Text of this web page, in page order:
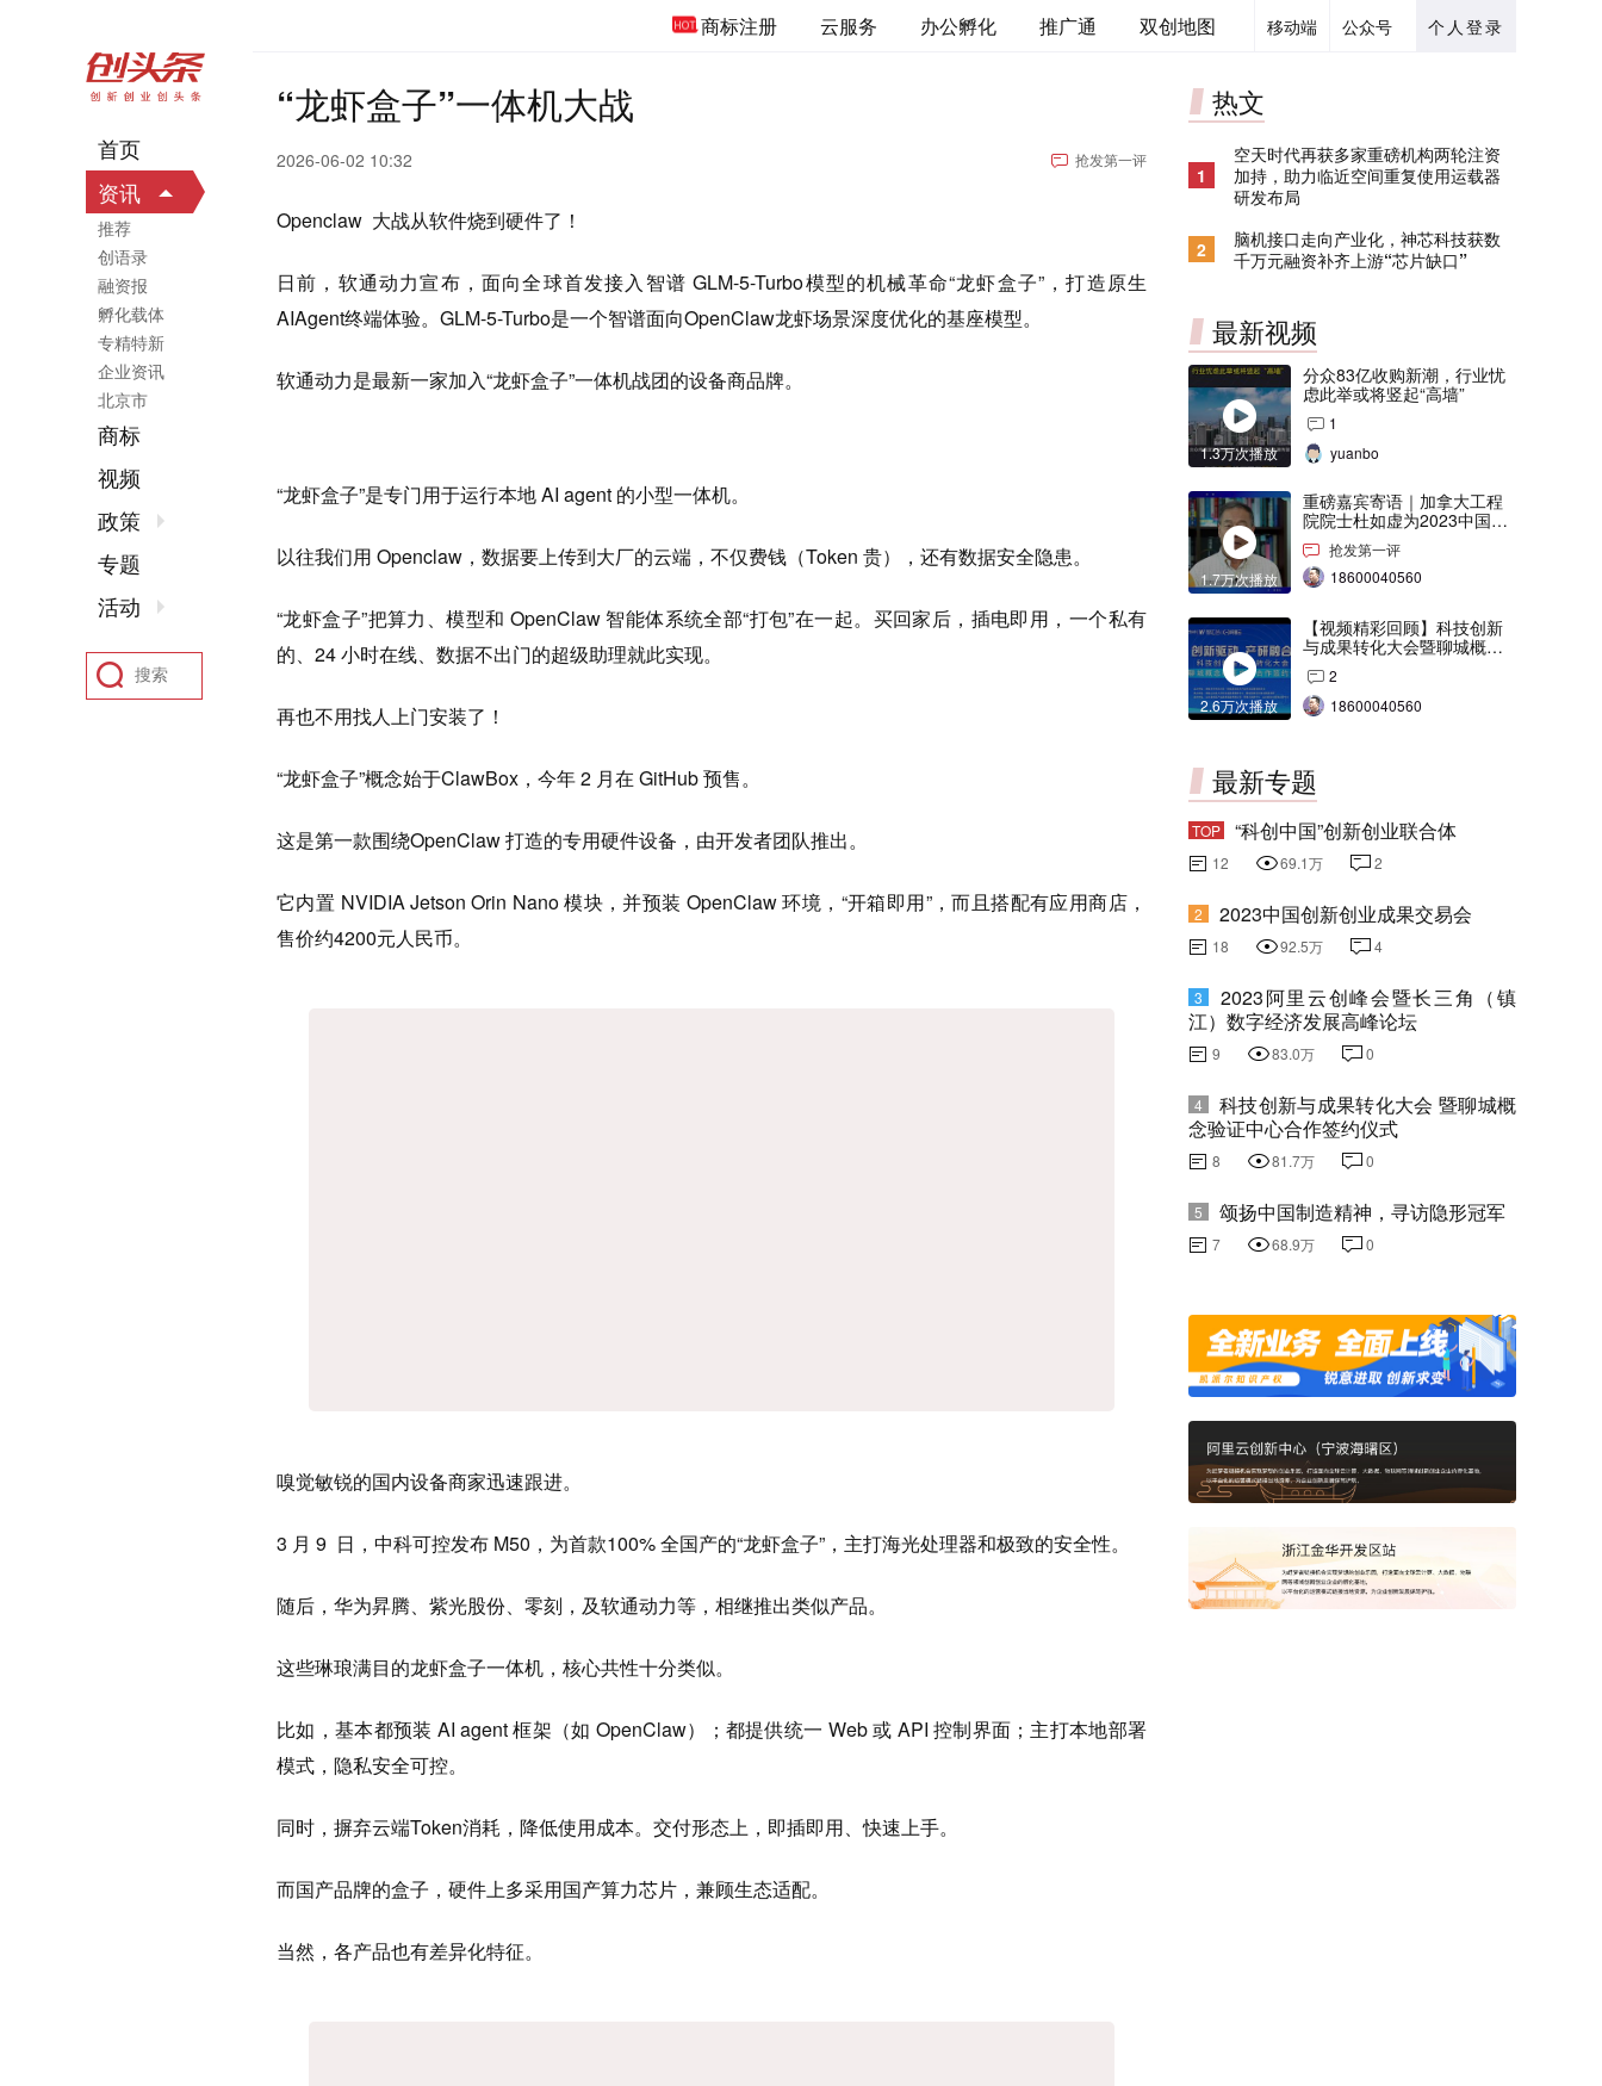
个人登录
公众号
移动端
商标注册 云服务 办公孵化 推广通 双创地图
“龙虾盒子”一体机大战
2026-06-02 10:32 抢发第一评
Openclaw 大战从软件烧到硬件了！
日前，软通动力宣布，面向全球首发接入智谱 GLM-5-Turbo模型的机械革命“龙虾盒子”，打造原生
AIAgent终端体验。GLM-5-Turbo是一个智谱面向OpenClaw龙虾场景深度优化的基座模型。
软通动力是最新一家加入“龙虾盒子”一体机战团的设备商品牌。
“龙虾盒子”是专门用于运行本地 AI agent 的小型一体机。
以往我们用 Openclaw，数据要上传到大厂的云端，不仅费钱（Token 贵），还有数据安全隐患。
“龙虾盒子”把算力、模型和 OpenClaw 智能体系统全部“打包”在一起。买回家后，插电即用，一个私有
的、24 小时在线、数据不出门的超级助理就此实现。
再也不用找人上门安装了！
“龙虾盒子”概念始于ClawBox，今年 2 月在 GitHub 预售。
这是第一款围绕OpenClaw 打造的专用硬件设备，由开发者团队推出。
它内置 NVIDIA Jetson Orin Nano 模块，并预装 OpenClaw 环境，“开箱即用”，而且搭配有应用商店，
售价约4200元人民币。
嗅觉敏锐的国内设备商家迅速跟进。
3 月 9 日，中科可控发布 M50，为首款100% 全国产的“龙虾盒子”，主打海光处理器和极致的安全性。
随后，华为昇腾、紫光股份、零刻，及软通动力等，相继推出类似产品。
这些琳琅满目的龙虾盒子一体机，核心共性十分类似。
比如，基本都预装 AI agent 框架（如 OpenClaw）；都提供统一 Web 或 API 控制界面；主打本地部署
模式，隐私安全可控。
同时，摒弃云端Token消耗，降低使用成本。交付形态上，即插即用、快速上手。
而国产品牌的盒子，硬件上多采用国产算力芯片，兼顾生态适配。
当然，各产品也有差异化特征。
热文
1
空天时代再获多家重磅机构两轮注资
加持，助力临近空间重复使用运载器
研发布局
2
脑机接口走向产业化，神芯科技获数
千万元融资补齐上游“芯片缺口”
最新视频
1.3万次播放
分众83亿收购新潮，行业忧
虑此举或将竖起“高墙”
1
yuanbo
1.7万次播放
重磅嘉宾寄语｜加拿大工程
院院士杜如虚为2023中国创
交会打Call！
抢发第一评
18600040560
2.6万次播放
【视频精彩回顾】科技创新
与成果转化大会暨聊城概念
验证中心合作签约仪式
2
18600040560
最新专题
TOP “科创中国”创新创业联合体
12 69.1万 2
2 2023中国创新创业成果交易会
18 92.5万 4
3
2023阿里云创峰会暨长三角（镇
江）数字经济发展高峰论坛
9 83.0万 0
4
科技创新与成果转化大会 暨聊城概
念验证中心合作签约仪式
8 81.7万 0
5 颂扬中国制造精神，寻访隐形冠军
7 68.9万 0
首页
资讯
推荐
创语录
融资报
孵化载体
专精特新
企业资讯
北京市
商标
视频
政策
专题
活动